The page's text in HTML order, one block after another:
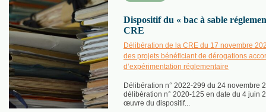
Dispositif du « bac à sable
CRE
Délibération de la CRE du 17 novembre
des projets bénéficiant de dérogations
d’expérimentation réglementaire
Délibération n° 2022-299 du 24 novembre
délibération n° 2020-125 en date du 4 juin
œuvre du dispositif...